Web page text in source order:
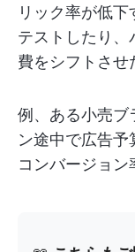
リック率が低
テストしたり
費をシフトさせ
例、ある小売ブ
ン途中で広告
コンバージョン